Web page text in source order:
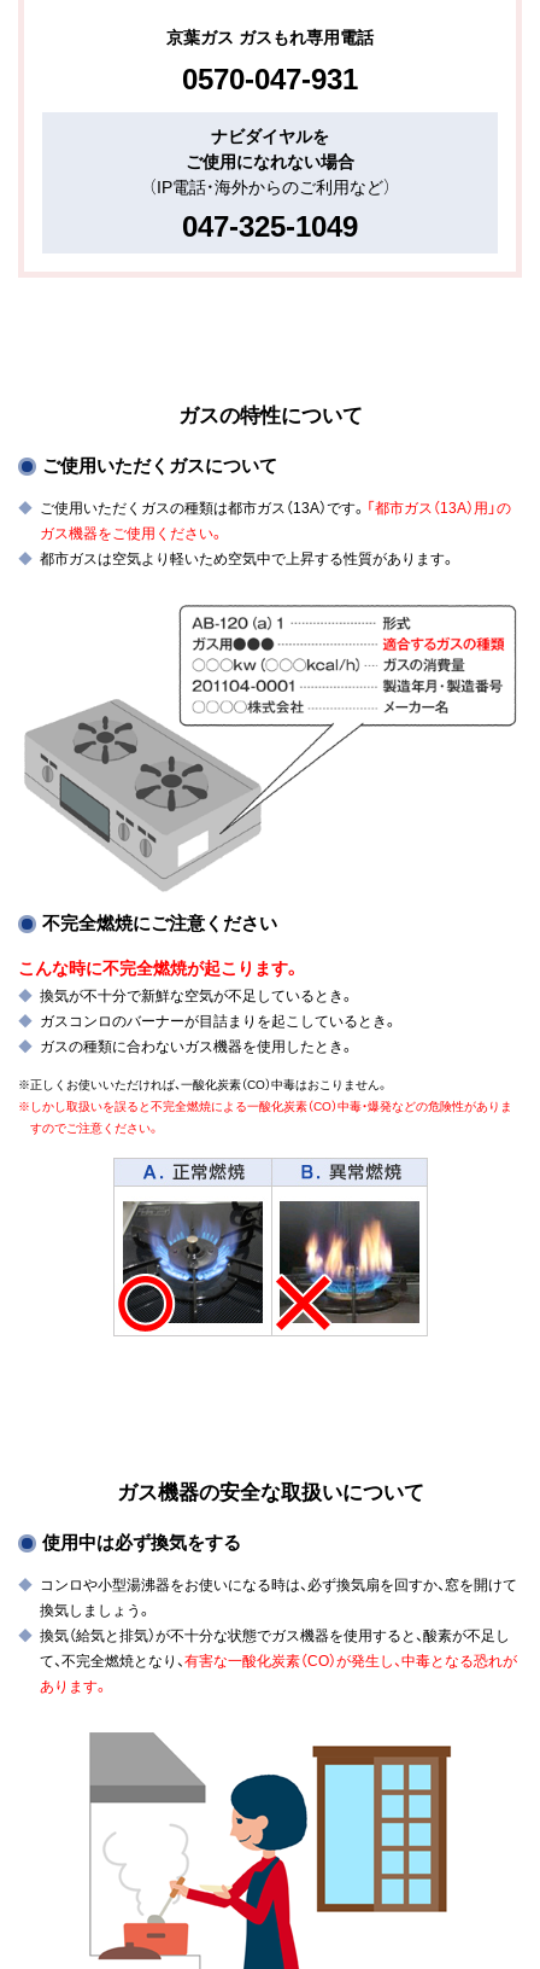
京葉ガス ガスもれ専用電話
0570-047-931
ナビダイヤルを
ご使用になれない場合
（IP電話・海外からのご利用など）
047-325-1049
ガスの特性について
ご使用いただくガスについて
ご使用いただくガスの種類は都市ガス（13A）です。 「都市ガス（13A）用」の
ガス機器をご使用ください。
都市ガスは空気より軽いため空気中で上昇する性質があります。
不完全燃焼にご注意ください
こんな時に不完全燃焼が起こります。
換気が不十分で新鮮な空気が不足しているとき。
ガスコンロのバーナーが目詰まりを起こしているとき。
ガスの種類に合わないガス機器を使用したとき。
※正しくお使いいただければ、一酸化炭素（CO）中毒はおこりません。
※しかし取扱いを誤ると不完全燃焼による一酸化炭素（CO）中毒・爆発などの危険性がありま
すのでご注意ください。
ガス機器の安全な取扱いについて
使用中は必ず換気をする
コンロや小型湯沸器をお使いになる時は、必ず換気扇を回すか、窓を開けて
換気しましょう。
換気（給気と排気）が不十分な状態でガス機器を使用すると、酸素が不足し
て、不完全燃焼となり、有害な一酸化炭素（CO）が発生し、中毒となる恐れが
あります。